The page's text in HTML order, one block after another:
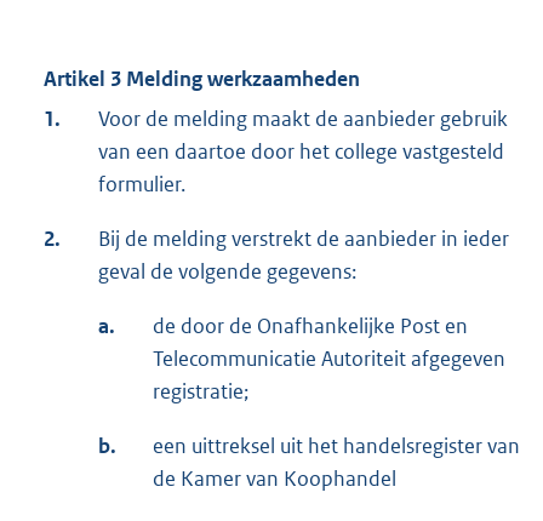
Artikel 3 Melding werkzaamheden
1.
Voor de melding maakt de aanbieder gebruik
van een daartoe door het college vastgesteld
formulier.
2.
Bij de melding verstrekt de aanbieder in ieder
geval de volgende gegevens:
a.
de door de Onafhankelijke Post en
Telecommunicatie Autoriteit afgegeven
registratie;
b.
een uittreksel uit het handelsregister van
de Kamer van Koophandel